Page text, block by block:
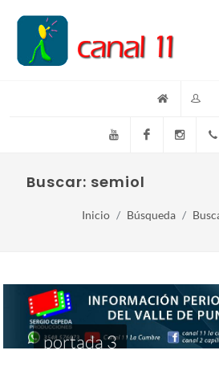
YouTube Facebook
Buscar: semiol
Inicio Búsqueda
portada 3